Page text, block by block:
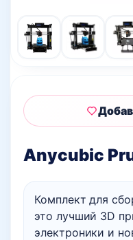
Anycubic
Комплект для
это лучший 3D
электроники и